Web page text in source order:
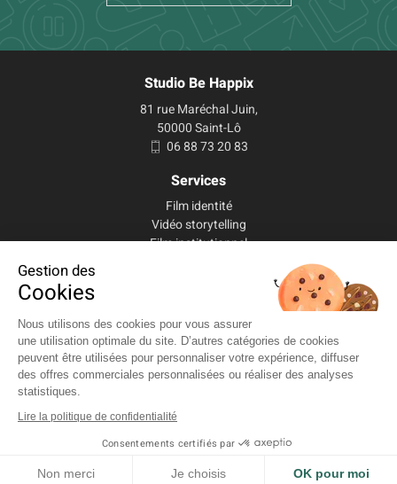
Studio Be Happix
81 rue Maréchal Juin,
50000 Saint-Lô
06 88 73 20 83
Services
Film identité
Vidéo storytelling
Film institutionnel
Vidéo présentation d’activité
Film événementiel
Prise de vue aérienne
Vidéo produit
Vidéo Youtube
Plan du site
Accueil
Services
Gestion des
Cookies
Nous utilisons des cookies pour vous assurer
une utilisation optimale du site. D’autres catégories de cookies
peuvent être utilisées pour personnaliser votre expérience, diffuser
des offres commerciales personnalisées ou réaliser des analyses
statistiques.
Lire la politique de confidentialité
Consentements certifiés par
Non merci Je choisis OK pour moi